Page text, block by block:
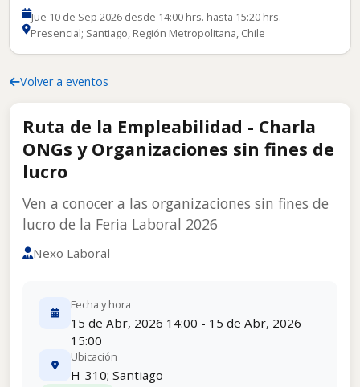
Volver a eventos
Ruta de la Empleabilidad - Charla
ONGs y Organizaciones sin fines de
lucro
Ven a conocer a las organizaciones sin fines de
lucro de la Feria Laboral 2026
Nexo Laboral
Fecha y hora
15 de Abr, 2026 14:00 - 15 de Abr, 2026
15:00
Ubicación
H-310; Santiago
Jue 10 de Sep 2026 desde 14:00 hrs. hasta 15:20 hrs.
Presencial; Santiago, Región Metropolitana, Chile